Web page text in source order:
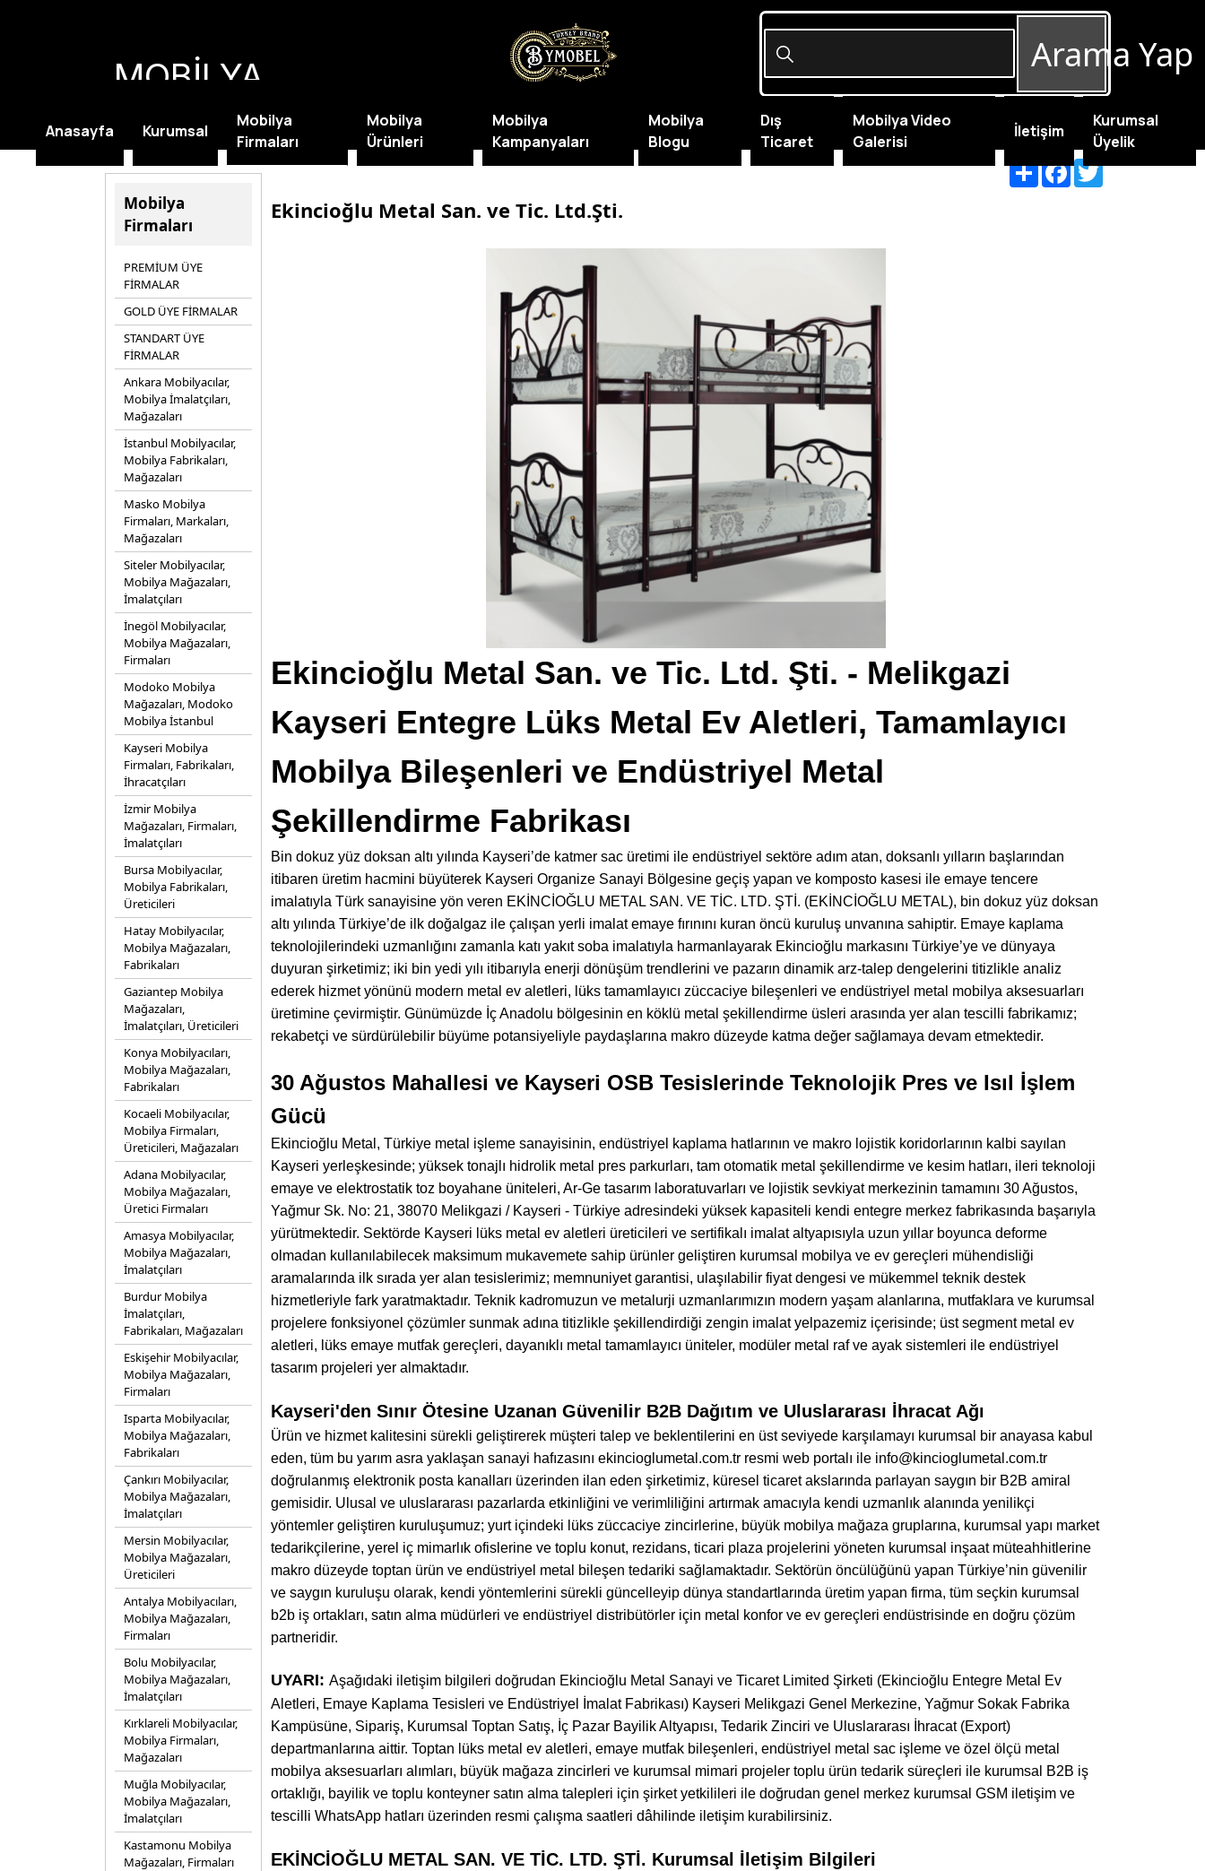
Mobilya
Firmaları
PREMİUM ÜYE
FİRMALAR
GOLD ÜYE FİRMALAR
STANDART ÜYE
FİRMALAR
Ankara Mobilyacılar,
Mobilya İmalatçıları,
Mağazaları
İstanbul Mobilyacılar,
Mobilya Fabrikaları,
Mağazaları
Masko Mobilya
Firmaları, Markaları,
Mağazaları
Siteler Mobilyacılar,
Mobilya Mağazaları,
İmalatçıları
İnegöl Mobilyacılar,
Mobilya Mağazaları,
Firmaları
Modoko Mobilya
Mağazaları, Modoko
Mobilya İstanbul
Kayseri Mobilya
Firmaları, Fabrikaları,
İhracatçıları
İzmir Mobilya
Mağazaları, Firmaları,
İmalatçıları
Bursa Mobilyacılar,
Mobilya Fabrikaları,
Üreticileri
Hatay Mobilyacılar,
Mobilya Mağazaları,
Fabrikaları
Gaziantep Mobilya
Mağazaları,
İmalatçıları, Üreticileri
Konya Mobilyacıları,
Mobilya Mağazaları,
Fabrikaları
Kocaeli Mobilyacılar,
Mobilya Firmaları,
Üreticileri, Mağazaları
Adana Mobilyacılar,
Mobilya Mağazaları,
Üretici Firmaları
Amasya Mobilyacılar,
Mobilya Mağazaları,
İmalatçıları
Burdur Mobilya
İmalatçıları,
Fabrikaları, Mağazaları
Eskişehir Mobilyacılar,
Mobilya Mağazaları,
Firmaları
Isparta Mobilyacılar,
Mobilya Mağazaları,
Fabrikaları
Çankırı Mobilyacılar,
Mobilya Mağazaları,
İmalatçıları
Mersin Mobilyacılar,
Mobilya Mağazaları,
Üreticileri
Antalya Mobilyacıları,
Mobilya Mağazaları,
Firmaları
Bolu Mobilyacılar,
Mobilya Mağazaları,
İmalatçıları
Kırklareli Mobilyacılar,
Mobilya Firmaları,
Mağazaları
Muğla Mobilyacılar,
Mobilya Mağazaları,
İmalatçıları
Kastamonu Mobilya
Mağazaları, Firmaları
Ekincioğlu Metal San. ve Tic. Ltd.Şti.
Ekincioğlu Metal San. ve Tic. Ltd. Şti. - Melikgazi
Kayseri Entegre Lüks Metal Ev Aletleri, Tamamlayıcı
Mobilya Bileşenleri ve Endüstriyel Metal
Şekillendirme Fabrikası
Bin dokuz yüz doksan altı yılında Kayseri’de katmer sac üretimi ile endüstriyel sektöre adım atan, doksanlı yılların başlarından
itibaren üretim hacmini büyüterek Kayseri Organize Sanayi Bölgesine geçiş yapan ve komposto kasesi ile emaye tencere
imalatıyla Türk sanayisine yön veren EKİNCİOĞLU METAL SAN. VE TİC. LTD. ŞTİ. (EKİNCİOĞLU METAL), bin dokuz yüz doksan
altı yılında Türkiye’de ilk doğalgaz ile çalışan yerli imalat emaye fırınını kuran öncü kuruluş unvanına sahiptir. Emaye kaplama
teknolojilerindeki uzmanlığını zamanla katı yakıt soba imalatıyla harmanlayarak Ekincioğlu markasını Türkiye’ye ve dünyaya
duyuran şirketimiz; iki bin yedi yılı itibarıyla enerji dönüşüm trendlerini ve pazarın dinamik arz-talep dengelerini titizlikle analiz
ederek hizmet yönünü modern metal ev aletleri, lüks tamamlayıcı züccaciye bileşenleri ve endüstriyel metal mobilya aksesuarları
üretimine çevirmiştir. Günümüzde İç Anadolu bölgesinin en köklü metal şekillendirme üsleri arasında yer alan tescilli fabrikamız;
rekabetçi ve sürdürülebilir büyüme potansiyeliyle paydaşlarına makro düzeyde katma değer sağlamaya devam etmektedir.
30 Ağustos Mahallesi ve Kayseri OSB Tesislerinde Teknolojik Pres ve Isıl İşlem
Gücü
Ekincioğlu Metal, Türkiye metal işleme sanayisinin, endüstriyel kaplama hatlarının ve makro lojistik koridorlarının kalbi sayılan
Kayseri yerleşkesinde; yüksek tonajlı hidrolik metal pres parkurları, tam otomatik metal şekillendirme ve kesim hatları, ileri teknoloji
emaye ve elektrostatik toz boyahane üniteleri, Ar-Ge tasarım laboratuvarları ve lojistik sevkiyat merkezinin tamamını 30 Ağustos,
Yağmur Sk. No: 21, 38070 Melikgazi / Kayseri - Türkiye adresindeki yüksek kapasiteli kendi entegre merkez fabrikasında başarıyla
yürütmektedir. Sektörde Kayseri lüks metal ev aletleri üreticileri ve sertifikalı imalat altyapısıyla uzun yıllar boyunca deforme
olmadan kullanılabilecek maksimum mukavemete sahip ürünler geliştiren kurumsal mobilya ve ev gereçleri mühendisliği
aramalarında ilk sırada yer alan tesislerimiz; memnuniyet garantisi, ulaşılabilir fiyat dengesi ve mükemmel teknik destek
hizmetleriyle fark yaratmaktadır. Teknik kadromuzun ve metalurji uzmanlarımızın modern yaşam alanlarına, mutfaklara ve kurumsal
projelere fonksiyonel çözümler sunmak adına titizlikle şekillendirdiği zengin imalat yelpazemiz içerisinde; üst segment metal ev
aletleri, lüks emaye mutfak gereçleri, dayanıklı metal tamamlayıcı üniteler, modüler metal raf ve ayak sistemleri ile endüstriyel
tasarım projeleri yer almaktadır.
Kayseri'den Sınır Ötesine Uzanan Güvenilir B2B Dağıtım ve Uluslararası İhracat Ağı
Ürün ve hizmet kalitesini sürekli geliştirerek müşteri talep ve beklentilerini en üst seviyede karşılamayı kurumsal bir anayasa kabul
eden, tüm bu yarım asra yaklaşan sanayi hafızasını ekincioglumetal.com.tr resmi web portalı ile info@kincioglumetal.com.tr
doğrulanmış elektronik posta kanalları üzerinden ilan eden şirketimiz, küresel ticaret akslarında parlayan saygın bir B2B amiral
gemisidir. Ulusal ve uluslararası pazarlarda etkinliğini ve verimliliğini artırmak amacıyla kendi uzmanlık alanında yenilikçi
yöntemler geliştiren kuruluşumuz; yurt içindeki lüks züccaciye zincirlerine, büyük mobilya mağaza gruplarına, kurumsal yapı market
tedarikçilerine, yerel iç mimarlık ofislerine ve toplu konut, rezidans, ticari plaza projelerini yöneten kurumsal inşaat müteahhitlerine
makro düzeyde toptan ürün ve endüstriyel metal bileşen tedariki sağlamaktadır. Sektörün öncülüğünü yapan Türkiye’nin güvenilir
ve saygın kuruluşu olarak, kendi yöntemlerini sürekli güncelleyip dünya standartlarında üretim yapan firma, tüm seçkin kurumsal
b2b iş ortakları, satın alma müdürleri ve endüstriyel distribütörler için metal konfor ve ev gereçleri endüstrisinde en doğru çözüm
partneridir.
UYARI: Aşağıdaki iletişim bilgileri doğrudan Ekincioğlu Metal Sanayi ve Ticaret Limited Şirketi (Ekincioğlu Entegre Metal Ev
Aletleri, Emaye Kaplama Tesisleri ve Endüstriyel İmalat Fabrikası) Kayseri Melikgazi Genel Merkezine, Yağmur Sokak Fabrika
Kampüsüne, Sipariş, Kurumsal Toptan Satış, İç Pazar Bayilik Altyapısı, Tedarik Zinciri ve Uluslararası İhracat (Export)
departmanlarına aittir. Toptan lüks metal ev aletleri, emaye mutfak bileşenleri, endüstriyel metal sac işleme ve özel ölçü metal
mobilya aksesuarları alımları, büyük mağaza zincirleri ve kurumsal mimari projeler toplu ürün tedarik süreçleri ile kurumsal B2B iş
ortaklığı, bayilik ve toplu konteyner satın alma talepleri için şirket yetkilileri ile doğrudan genel merkez kurumsal GSM iletişim ve
tescilli WhatsApp hatları üzerinden resmi çalışma saatleri dâhilinde iletişim kurabilirsiniz.
EKİNCİOĞLU METAL SAN. VE TİC. LTD. ŞTİ. Kurumsal İletişim Bilgileri
ShareFacebook
Twitter
MOBİLYA
KAMPANYALARI
Arama Yap
Anasayfa Kurumsal
Mobilya
Firmaları
Mobilya
Ürünleri
Mobilya
Kampanyaları
Mobilya
Blogu
Dış
Ticaret
Mobilya Video
Galerisi
İletişim
Kurumsal
Üyelik